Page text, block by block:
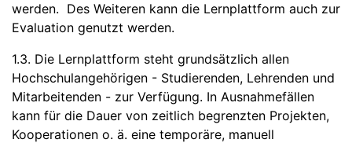
werden. Des Weiteren kann die Lernplattform auch zur
Evaluation genutzt werden.
1.3. Die Lernplattform steht grundsätzlich allen
Hochschulangehörigen - Studierenden, Lehrenden und
Mitarbeitenden - zur Verfügung. In Ausnahmefällen
kann für die Dauer von zeitlich begrenzten Projekten,
Kooperationen o. ä. eine temporäre, manuell